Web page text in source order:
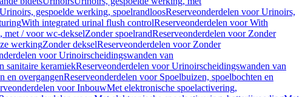
Urinoirs, gespoelde werking, spoelrandloosReserveonderdelen voor Urinoirs,
With integrated urinal flush controlReserveonderdelen voor With
met / voor wc-dekselZonder spoelrandReserveonderdelen voor Zonder
werkingZonder dekselReserveonderdelen voor Zonder
voor Urinoirscheidingswanden van
sanitaire keramiekReserveonderdelen voor Urinoirscheidingswanden van
en overgangenReserveonderdelen voor Spoelbuizen, spoelbochten en
voor InbouwMet elektronische spoelactivering,